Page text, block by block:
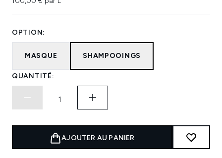
OPTION:
MASQUE SHAMPOOINGS
QUANTITÉ:
AJOUTER AU PANIER